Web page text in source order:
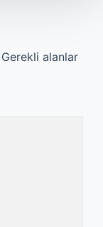
Gerekli alanlar